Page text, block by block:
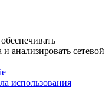
анализировать сетевой
использования